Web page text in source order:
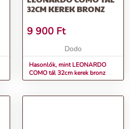
32CM KEREK BRONZ
9 900 Ft
Dodo
Hasonlók, mint LEONARDO
COMO tál 32cm kerek bronz